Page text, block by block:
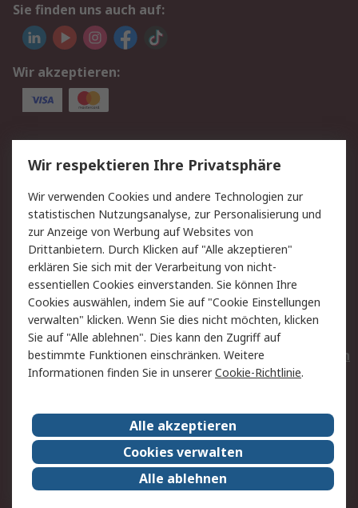
Sie finden uns auch auf:
Wir akzeptieren:
Service
Value Added Services
Lieferlösungen
Rücksendungen
Kontakt
Hilfe
Privatkunden
Rechtliches
AGB
Datenschutz
Cookie-Richtlinie
Zahlungsbedingungen
Copyright/Impressum
Entsorgung
Elektrogeräte/Batterien
RS weltweit
Karriere bei RS
Nachhaltigkeit
Qualität/Umwelt/ZertifikatePresse-Center
Event-Center
Wir respektieren Ihre Privatsphäre
Wir verwenden Cookies und andere Technologien zur
statistischen Nutzungsanalyse, zur Personalisierung und
zur Anzeige von Werbung auf Websites von
Drittanbietern. Durch Klicken auf "Alle akzeptieren"
erklären Sie sich mit der Verarbeitung von nicht-
essentiellen Cookies einverstanden. Sie können Ihre
Cookies auswählen, indem Sie auf "Cookie Einstellungen
verwalten" klicken. Wenn Sie dies nicht möchten, klicken
Sie auf "Alle ablehnen". Dies kann den Zugriff auf
bestimmte Funktionen einschränken. Weitere
Informationen finden Sie in unsererCookie-Richtlinie.
Alle akzeptieren
Cookies verwalten
Alle ablehnen